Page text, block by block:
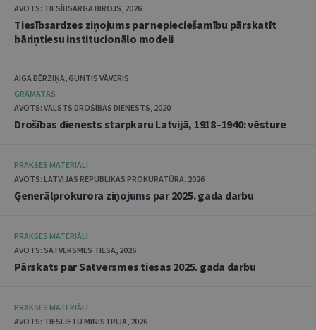
AVOTS: TIESĪBSARGA BIROJS, 2026
Tiesībsardzes ziņojums par nepieciešamību pārskatīt
bāriņtiesu institucionālo modeli
AIGA BĒRZIŅA, GUNTIS VĀVERIS
GRĀMATAS
AVOTS: VALSTS DROŠĪBAS DIENESTS, 2020
Drošības dienests starpkaru Latvijā, 1918–1940: vēsture
PRAKSES MATERIĀLI
AVOTS: LATVIJAS REPUBLIKAS PROKURATŪRA, 2026
Ģenerālprokurora ziņojums par 2025. gada darbu
PRAKSES MATERIĀLI
AVOTS: SATVERSMES TIESA, 2026
Pārskats par Satversmes tiesas 2025. gada darbu
PRAKSES MATERIĀLI
AVOTS: TIESLIETU MINISTRIJA, 2026